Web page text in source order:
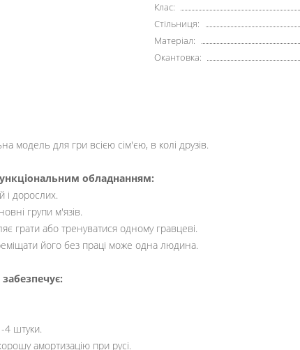
Клас:
Стільниця:
Матеріал:
Окантовка:
модель для гри всією сім'єю, в колі друзів.
обладнанням:
і дорослих.
групи м'язів.
грати або тренуватися одному гравцеві.
його без праці може одна людина.
4 штуки.
амортизацію при русі.